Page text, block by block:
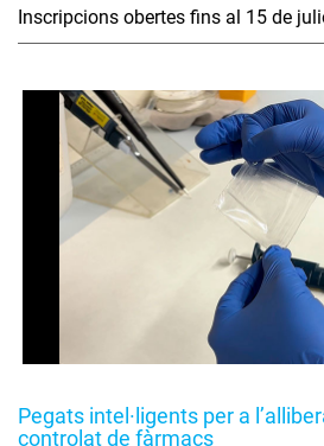
Inscripcions obertes fins al 15 de
Pegats intel·ligents per a
controlat de fàrmacs